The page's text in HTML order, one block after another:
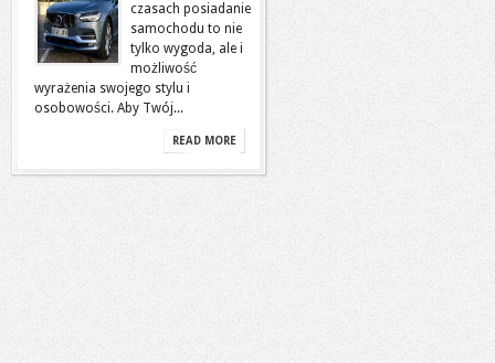
czasach posiadanie
samochodu to nie
tylko wygoda, ale i
możliwość
wyrażenia swojego stylu i
osobowości. Aby Twój...
READ MORE